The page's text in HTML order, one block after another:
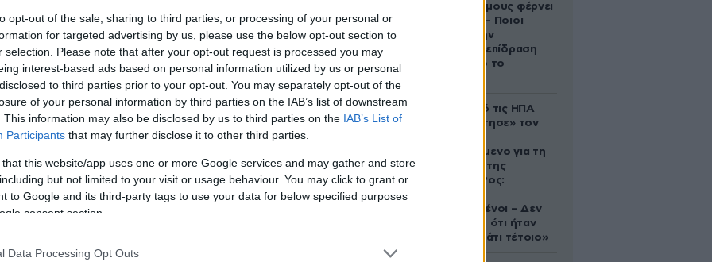
opt-out of the sale, sharing to third parties, or processing of your personal or
for targeted advertising by us, please use the below opt-out section to
selection. Please note that after your opt-out request is processed you may
interest-based ads based on personal information utilized by us or personal
to third parties prior to your opt-out. You may separately opt-out of the
of your personal information by third parties on the IAB’s list of downstream
This information may also be disclosed by us to third parties on the IAB’s List of
Participants that may further disclose it to other third parties.
that this website/app uses one or more Google services and may gather and store
but not limited to your visit or usage behaviour. You may click to grant or
to Google and its third-party tags to use your data for below specified purposes
consent section.
Data Processing Opt Outs
μια εβδομάδα άδεια. Κάποιοι από τους
από την Κωνσταντινούπολη μετά τον αγώνα.
στους Διδύμους φέρνει
ανατροπές – Ποιοι
δέχονται την
ευεργετική επίδραση
του Δία από το
Ζευγάρι από τις ΗΠΑ
που «υιοθέτησε» τον
κατηγορούμενο για τη
δολοφονία της
Ελίζαμπεθ Ρος:
συντετριμμένοι – Δεν
έδειξε ποτέ ότι ήταν
ικανός για κάτι τέτοιο»